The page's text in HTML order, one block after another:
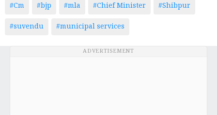
#Cm #bjp #mla #Chief Minister
#Shibpur
#suvendu
#municipal services
ADVERTISEMENT